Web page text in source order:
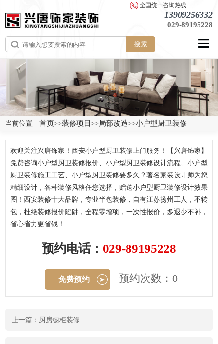
全国统一咨询热线
13909256332
029-89195228
搜索
当前位置：首页>>装修项目>> 局部改造>>小户型厨卫装修
欢迎关注兴唐饰家！西安小户型厨卫装修上门服务！【兴唐饰家】
免费咨询小户型厨卫装修报价、小户型厨卫装修设计流程、小户型
厨卫装修施工工艺、小户型厨卫装修要多久？著名家装设计师为您
精细设计，各种装修风格任您选择，赠送小户型厨卫装修设计效果
图！西安装修十大品牌，专业半包装修，自有江苏扬州工人，不转
包，杜绝装修报价陷阱，全程零增项，一次性报价，多退少不补，
省心省力更省钱！
预约电话： 029-89195228
免费预约 预约次数：0
上一篇：厨房橱柜装修